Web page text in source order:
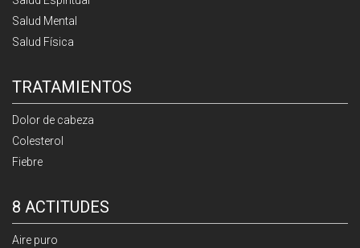
Salud Mental
Salud Física
TRATAMIENTOS
Dolor de cabeza
Colesterol
Fiebre
8 ACTITUDES
Aire puro